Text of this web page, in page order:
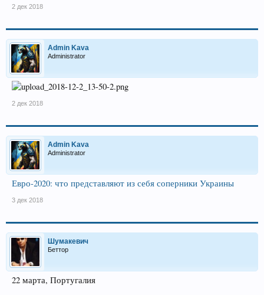
2 дек 2018
Admin Kava
Administrator
2 дек 2018
Admin Kava
Administrator
Евро-2020: что представляют из себя соперники Украины
3 дек 2018
Шумакевич
Беттор
22 марта, Португалия